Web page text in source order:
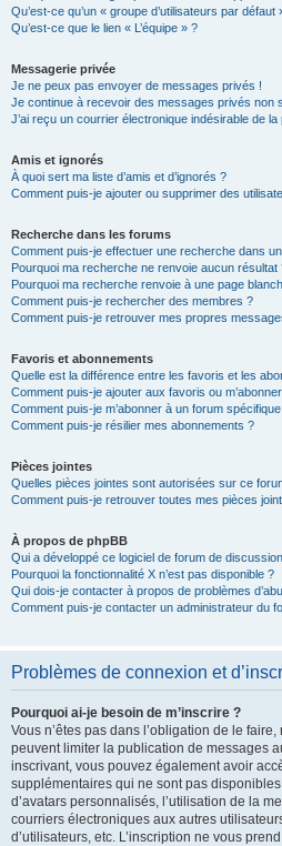
Qu’est-ce qu’un « groupe d’utilisateurs par défaut
Qu’est-ce que le lien « L’équipe » ?
Messagerie privée
Je ne peux pas envoyer de messages privés !
Je continue à recevoir des messages privés non
J’ai reçu un courrier électronique indésirable de
Amis et ignorés
À quoi sert ma liste d’amis et d’ignorés ?
Comment puis-je ajouter ou supprimer des
Recherche dans les forums
Comment puis-je effectuer une recherche dans
Pourquoi ma recherche ne renvoie aucun résultat
Pourquoi ma recherche renvoie à une page
Comment puis-je rechercher des membres ?
Comment puis-je retrouver mes propres
Favoris et abonnements
Quelle est la différence entre les favoris et les
Comment puis-je ajouter aux favoris ou
Comment puis-je m’abonner à un forum
Comment puis-je résilier mes abonnements ?
Pièces jointes
Quelles pièces jointes sont autorisées sur ce
Comment puis-je retrouver toutes mes pièces
À propos de phpBB
Qui a développé ce logiciel de forum de
Pourquoi la fonctionnalité X n’est pas disponible ?
Qui dois-je contacter à propos de problèmes
Comment puis-je contacter un administrateur du
Problèmes de connexion et
Pourquoi ai-je besoin de m’inscrire ?
Vous n’êtes pas dans l’obligation de le
peuvent limiter la publication de messages
inscrivant, vous pouvez également avoir
supplémentaires qui ne sont pas
d’avatars personnalisés, l’utilisation de la
courriers électroniques aux autres
d’utilisateurs, etc. L’inscription ne vous